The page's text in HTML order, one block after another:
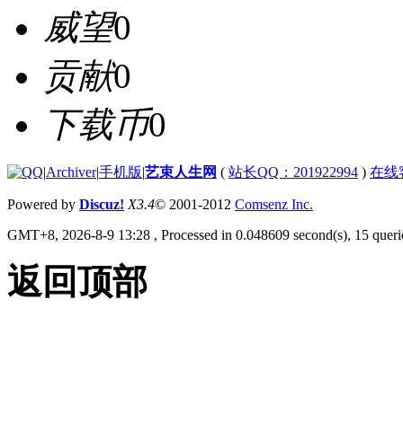
威望0
贡献0
下载币0
|Archiver|手机版|艺束人生网 ( 站长QQ：201922994 ) 在线
Powered by Discuz! X3.4© 2001-2012 Comsenz Inc.
GMT+8, 2026-8-9 13:28 , Processed in 0.048609 second(s), 15
返回顶部